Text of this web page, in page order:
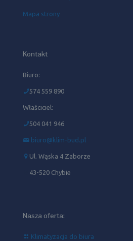
Mapa strony
Kontakt
Biuro:
574 559 890
Właściciel:
504 041 946‬
biuro@klim-bud.pl
Ul. Wąska 4 Zaborze
43-520 Chybie
Nasza oferta:
Klimatyzacja do biura